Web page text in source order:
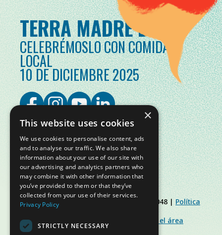
TERRA MADRE DAY
CELEBRÉMOSLO CON COMIDA
LOCAL
10 DE DICIEMBRE 2025
© Slow Food Foundation | C.F. 91019770048 | Política
de Privacidad
Slow Food Foundation
Directrices para el área
restringida
×
This website uses cookies
We use cookies to personalise content, ads
and to analyse our traffic. We also share
information about your use of our site with
our advertising and analytics partners who
may combine it with other information that
you’ve provided to them or that they’ve
collected from your use of their services.
Privacy Policy
STRICTLY NECESSARY